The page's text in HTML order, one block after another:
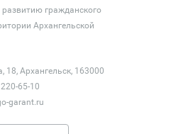
гражданского
Архангельской
18, Архангельск, 163000
65-10
garant.ru